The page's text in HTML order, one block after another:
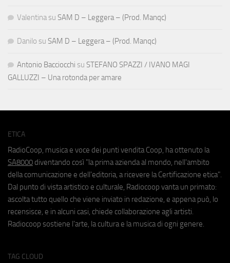
Valentina su SAM D – Leggera – (Prod. Manqc)
Danilo su SAM D – Leggera – (Prod. Manqc)
Antonio Bacciocchi su STEFANO SPAZZI / IVANO MAGI
GALLUZZI – Una rotonda per amare
ETICA
RadioCoop, musica e voce dei punti vendita Coop, ha ottenuto la
SA8000 diventando così "la prima azienda al mondo, nell'ambito
della comunicazione e dell'editoria, a ricevere la Certificazione etica".
Dal punto di vista artistico e culturale, Radiocoop vanta un primato:
ascolta tutto quello che viene inviato in redazione, e appena può, lo
recensisce, e in alcuni casi, chiede collaborazione agli artisti.
Radiocoop sostiene l'arte, la cultura e la musica di ogni genere.
TAG CLOUD